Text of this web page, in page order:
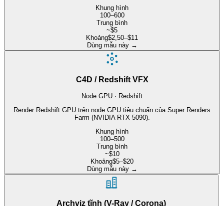
Khung hình
100–600
Trung bình
~$5
Khoảng$2,50–$11
Dùng mẫu này →
C4D / Redshift VFX
Node GPU · Redshift
Render Redshift GPU trên node GPU tiêu chuẩn của Super Renders
Farm (NVIDIA RTX 5090).
Khung hình
100–500
Trung bình
~$10
Khoảng$5–$20
Dùng mẫu này →
Archviz tĩnh (V-Ray / Corona)